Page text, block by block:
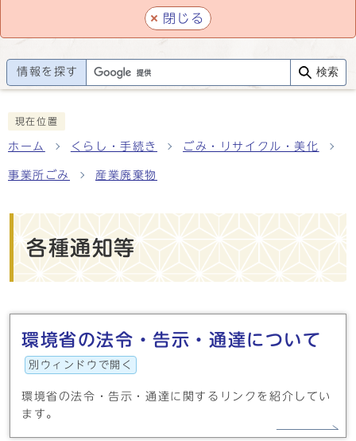
閉じる
情報を探す 検索
現在位置
ホーム くらし・手続き ごみ・リサイクル・美化
事業所ごみ 産業廃棄物
各種通知等
メインメニュー
環境省の法令・告示・通達について
別ウィンドウで開く
環境省の法令・告示・通達に関するリンクを紹介してい
ます。